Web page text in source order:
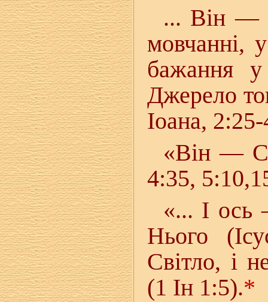
... Він —
мовчанні,
бажання
Джерело
Іоана,
«Він —
4:35,
«... І ось
Нього
Світло, і
(1 Ін 1:5).*